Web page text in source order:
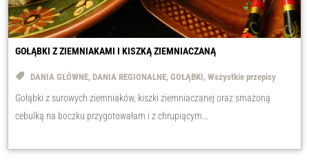
GOŁĄBKI Z ZIEMNIAKAMI I KISZKĄ ZIEMNIACZANĄ
DANIA GŁÓWNE,DANIA REGIONALNE,GOŁĄBKI,Wszystkie przepisy
Gołąbki z surowych ziemniaków, kiszki ziemniaczanej oraz smażoną
cebulką na boczku przygotowałam i z chrupiącym...